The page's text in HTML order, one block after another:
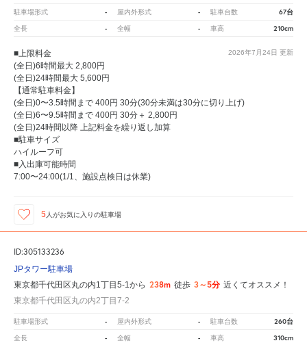
駐車場形式 - 屋内外形式 - 駐車台数 67台
全長 - 全幅 - 車高 210cm
2026年7月24日 更新
■上限料金
(全日)6時間最大 2,800円
(全日)24時間最大 5,600円
【通常駐車料金】
(全日)0〜3.5時間まで 400円 30分(30分未満は30分に切り上げ)
(全日)6〜9.5時間まで 400円 30分＋ 2,800円
(全日)24時間以降 上記料金を繰り返し加算
■駐車サイズ
ハイルーフ可
■入出庫可能時間
7:00〜24:00(1/1、施設点検日は休業)
5 人がお気に入りの駐車場
ID:305133236
JPタワー駐車場
東京都千代田区丸の内1丁目5-1から 238m 徒歩 3～5分 近くてオススメ！
東京都千代田区丸の内2丁目7-2
駐車場形式 - 屋内外形式 - 駐車台数 260台
全長 - 全幅 - 車高 310cm